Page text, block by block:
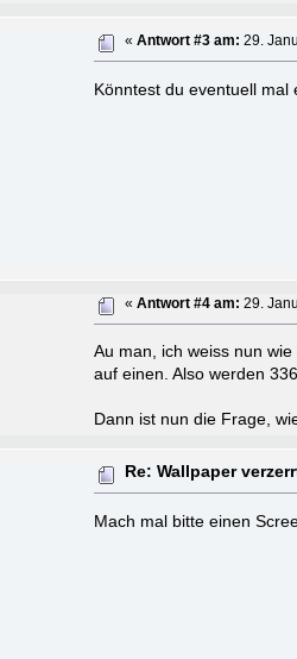
«Antwort #3 am: 29.
Könntest du eventuell
«Antwort #4 am: 29.
Au man, ich weiss nun
auf einen. Also werden
Dann ist nun die Frage,
Re: Wallpaper
Mach mal bitte einen